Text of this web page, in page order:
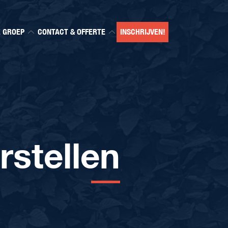
CONTACT & OFFERTE INSCHRIJVEN!